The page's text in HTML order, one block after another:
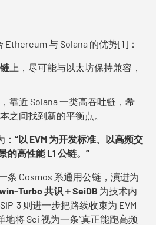
与 Solana 的优势[1]：
上，尽可能与以太坊保持兼容，
，靠近 Solana 一类高吞吐链，希
之间找到新的平衡点。
“以 EVM 为开发标准、以高频交
的高性能 L1 公链。”
条 Cosmos 系通用公链，演进为
Turbo 共识＋SeiDB 为技术内
3 则进一步把路线收束为 EVM-
将 Sei 视为一条“真正能跑高频